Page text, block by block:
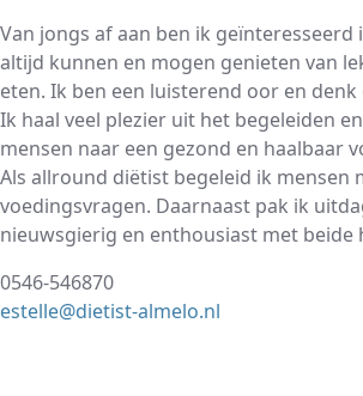
Van jongs af aan ben ik geïnteresseerd
altijd kunnen en mogen genieten van
eten. Ik ben een luisterend oor en
Ik haal veel plezier uit het begeleiden
mensen naar een gezond en haalbaar
Als allround diëtist begeleid ik mensen
voedingsvragen. Daarnaast pak ik
nieuwsgierig en enthousiast met beide
0546-546870
estelle@dietist-almelo.nl